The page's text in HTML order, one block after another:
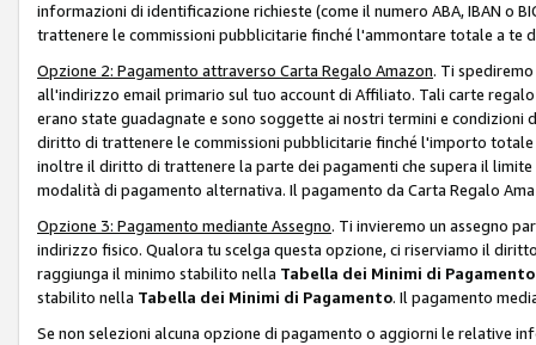
informazioni di identificazione richieste (come il numero ABA, IBAN o
trattenere le commissioni pubblicitarie finché l'ammontare totale a
Opzione 2: Pagamento attraverso Carta Regalo Amazon. Ti
all'indirizzo email primario sul tuo account di Affiliato. Tali carte
erano state guadagnate e sono soggette ai nostri termini e
diritto di trattenere le commissioni pubblicitarie finché l'importo
inoltre il diritto di trattenere la parte dei pagamenti che supera il
modalità di pagamento alternativa. Il pagamento da Carta Regalo
Opzione 3: Pagamento mediante Assegno. Ti invieremo un assegno
indirizzo fisico. Qualora tu scelga questa opzione, ci riserviamo il
raggiunga il minimo stabilito nella Tabella dei Minimi di Pagamento
stabilito nella Tabella dei Minimi di Pagamento. Il pagamento
Se non selezioni alcuna opzione di pagamento o aggiorni le relative